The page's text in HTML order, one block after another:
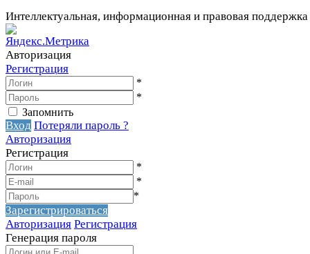
Интеллектуальная, информационная и правовая поддержка
Авторизация
Регистрация
*
*
Запомнить
Вход Потеряли пароль ?
Авторизация
Регистрация
*
*
*
Зарегистрироваться
Авторизация Регистрация
Генерация пароля